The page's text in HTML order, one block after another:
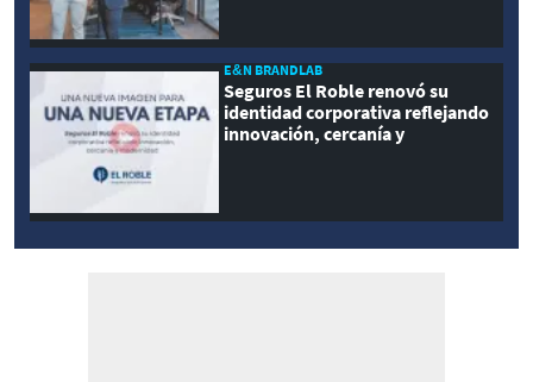
E&N BRANDLAB
Seguros El Roble renovó su
identidad corporativa reflejando
innovación, cercanía y